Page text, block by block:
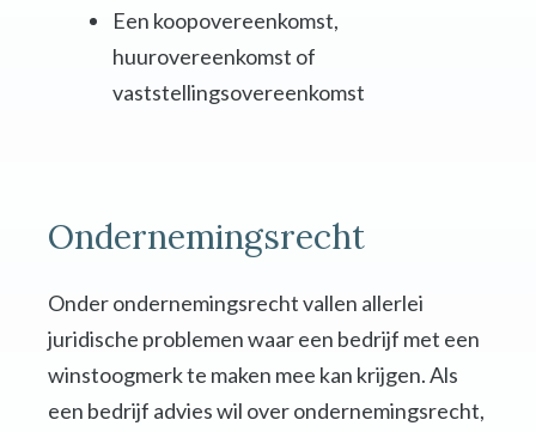
Een koopovereenkomst,
huurovereenkomst of
vaststellingsovereenkomst
Ondernemingsrecht
Onder ondernemingsrecht vallen allerlei
juridische problemen waar een bedrijf met een
winstoogmerk te maken mee kan krijgen. Als
een bedrijf advies wil over ondernemingsrecht,